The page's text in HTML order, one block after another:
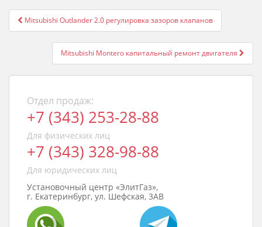
Post
navigation
Mitsubishi Outlander 2.0 регулировка зазоров клапанов
Mitsubishi Montero капитальный ремонт двигателя
Отдел продаж:
+7 (343) 253-28-88
Для физических лиц
+7 (343) 328-98-88
Для юридических лиц
Установочный центр «ЭлитГаз»,
г. Екатеринбург, ул. Шефская, 3АВ